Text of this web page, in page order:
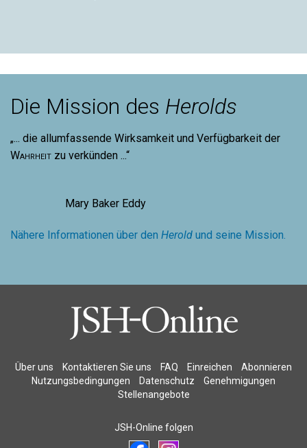
Die Mission des Herolds
„... die allumfassende Wirksamkeit und Verfügbarkeit der
Wahrheit zu verkünden ...“
Mary Baker Eddy
Nähere Informationen über den Herold und seine Mission.
Über uns Kontaktieren Sie uns FAQ Einreichen
Abonnieren
Nutzungsbedingungen
Datenschutz
Genehmigungen
Stellenangebote
JSH-Online folgen